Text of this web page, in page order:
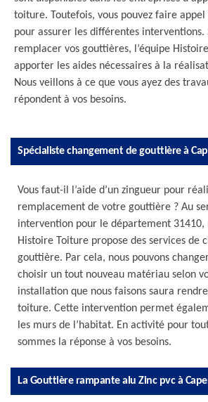
toiture. Toutefois, vous pouvez faire appel
pour assurer les différentes interventions.
remplacer vos gouttières, l’équipe
apporter les aides nécessaires à la
Nous veillons à ce que vous ayez des
répondent à vos besoins.
Spécialiste changement de gouttière à
Vous faut-il l’aide d’un zingueur pour
remplacement de votre gouttière ? Au
intervention pour le département 31410,
Histoire Toiture propose des services de
gouttière. Par cela, nous pouvons
choisir un tout nouveau matériau selon
installation que nous faisons saura
toiture. Cette intervention permet
les murs de l’habitat. En activité pour
sommes la réponse à vos besoins.
La Gouttière rampante alu Zinc pvc à